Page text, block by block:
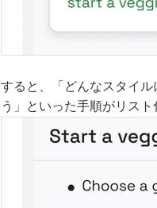
すると、「どんなスタイ
う」といった手順がリスト